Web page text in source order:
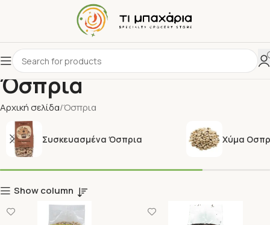
Όσπρια
Αρχική σελίδα Όσπρια
Συσκευασμένα Όσπρια Χύμα
Show column